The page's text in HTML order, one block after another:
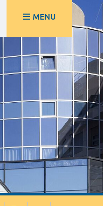
MENU